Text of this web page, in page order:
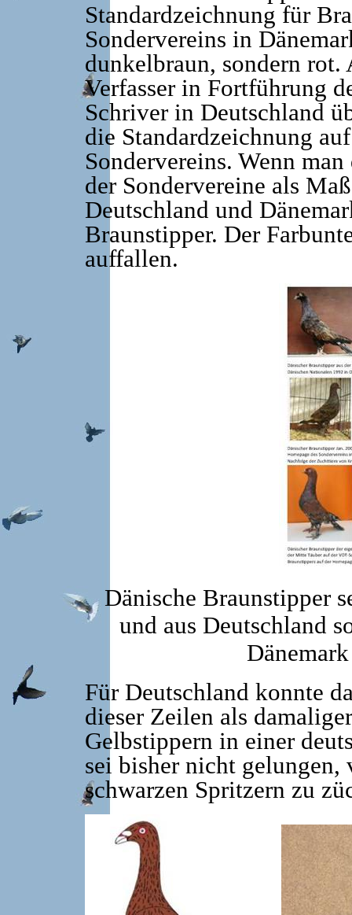
Standardzeichnung für
Sondervereins in
dunkelbraun, sondern
Verfasser in Fortführung
Schriver in Deutschland
die Standardzeichnung
Sondervereins. Wenn
der Sondervereine als
Deutschland und
Braunstipper. Der
auffallen.
Dänische Braunstipper
und aus Deutschland
Für Deutschland konnte
dieser Zeilen als
Gelbstippern in einer
sei bisher nicht
schwarzen Spritzern zu